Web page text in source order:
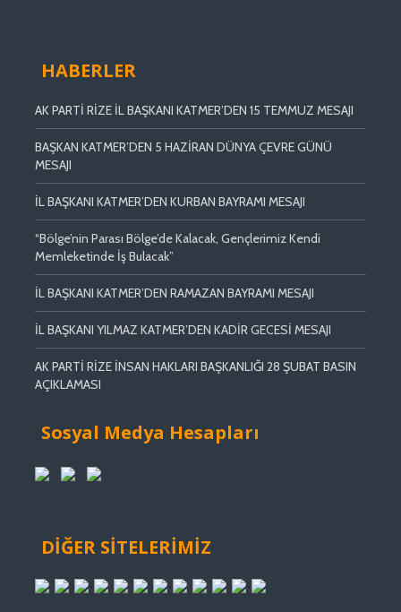
HABERLER
AK PARTİ RİZE İL BAŞKANI KATMER’DEN 15 TEMMUZ MESAJI
BAŞKAN KATMER’DEN 5 HAZİRAN DÜNYA ÇEVRE GÜNÜ
MESAJI
İL BAŞKANI KATMER’DEN KURBAN BAYRAMI MESAJI
“Bölge’nin Parası Bölge’de Kalacak, Gençlerimiz Kendi
Memleketinde İş Bulacak”
İL BAŞKANI KATMER’DEN RAMAZAN BAYRAMI MESAJI
İL BAŞKANI YILMAZ KATMER’DEN KADİR GECESİ MESAJI
AK PARTİ RİZE İNSAN HAKLARI BAŞKANLIĞI 28 ŞUBAT BASIN
AÇIKLAMASI
Sosyal Medya Hesapları
DİĞER SİTELERİMİZ